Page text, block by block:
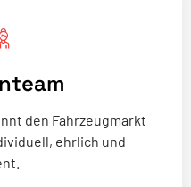
den Fahrzeugmarkt
ehrlich und